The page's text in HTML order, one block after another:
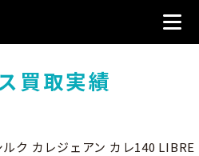
買取実績
ク カレジェアン カレ140 LIBRE